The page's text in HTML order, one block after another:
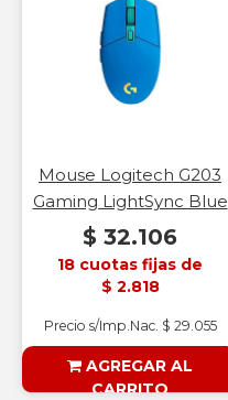
Mouse Logitech G203
Gaming LightSync Blue
$ 32.106
18 cuotas fijas de
$ 2.818
Precio s/Imp.Nac. $ 29.055
AGREGAR AL
CARRITO